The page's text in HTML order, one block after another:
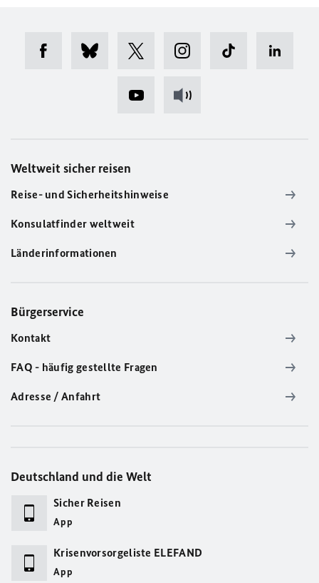
Weltweit sicher reisen
Reise- und Sicherheitshinweise
Konsulatfinder weltweit
Länderinformationen
Bürgerservice
Kontakt
FAQ - häufig gestellte Fragen
Adresse / Anfahrt
Deutschland und die Welt
Sicher Reisen
App
Krisenvorsorgeliste ELEFAND
App